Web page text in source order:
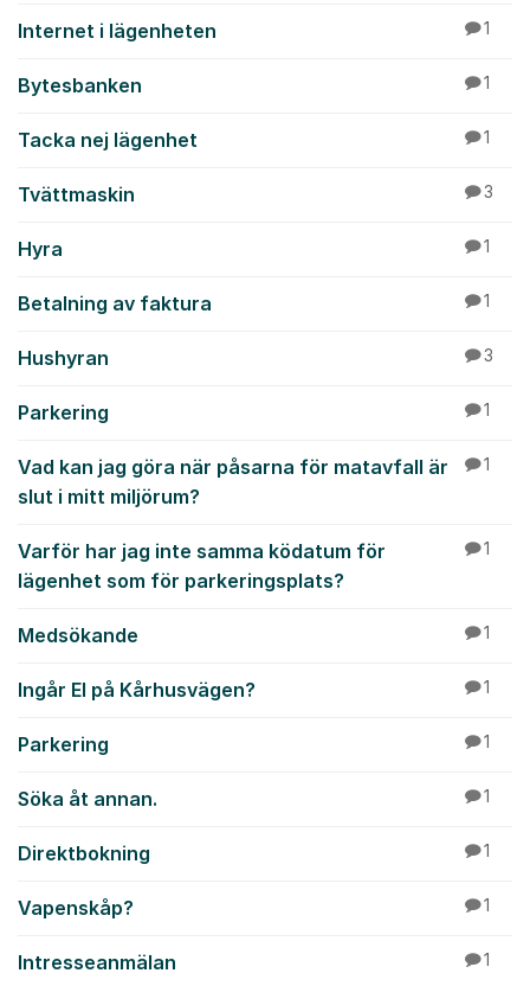
Internet i lägenheten 1
Bytesbanken 1
Tacka nej lägenhet 1
Tvättmaskin 3
Hyra 1
Betalning av faktura 1
Hushyran 3
Parkering 1
Vad kan jag göra när påsarna för matavfall är
slut i mitt miljörum?
1
Varför har jag inte samma ködatum för
lägenhet som för parkeringsplats?
1
Medsökande 1
Ingår El på Kårhusvägen? 1
Parkering 1
Söka åt annan. 1
Direktbokning 1
Vapenskåp? 1
Intresseanmälan 1